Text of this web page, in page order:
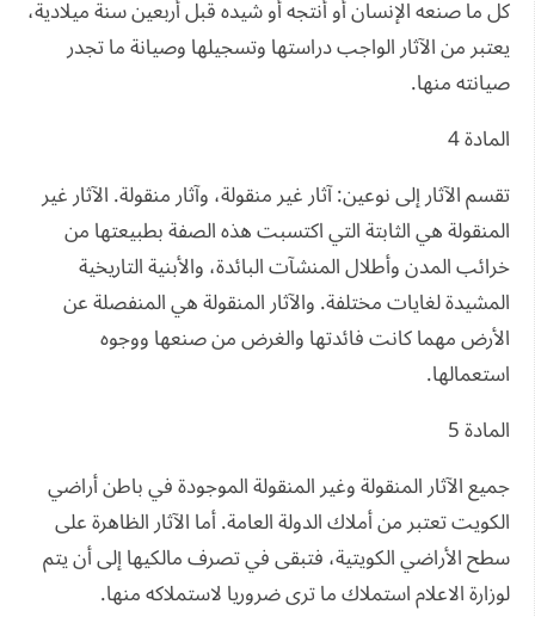
كل ما صنعه الإنسان أو أنتجه أو شيده قبل أربعين سنة ميلادية،
يعتبر من الآثار الواجب دراستها وتسجيلها وصيانة ما تجدر
صيانته منها.
المادة 4
تقسم الآثار إلى نوعين: آثار غير منقولة، وآثار منقولة. الآثار غير
المنقولة هي الثابتة التي اكتسبت هذه الصفة بطبيعتها من
خرائب المدن وأطلال المنشآت البائدة، والأبنية التاريخية
المشيدة لغايات مختلفة. والآثار المنقولة هي المنفصلة عن
الأرض مهما كانت فائدتها والغرض من صنعها ووجوه
استعمالها.
المادة 5
جميع الآثار المنقولة وغير المنقولة الموجودة في باطن أراضي
الكويت تعتبر من أملاك الدولة العامة. أما الآثار الظاهرة على
سطح الأراضي الكويتية، فتبقى في تصرف مالكيها إلى أن يتم
لوزارة الاعلام استملاك ما ترى ضروريا لاستملاكه منها.